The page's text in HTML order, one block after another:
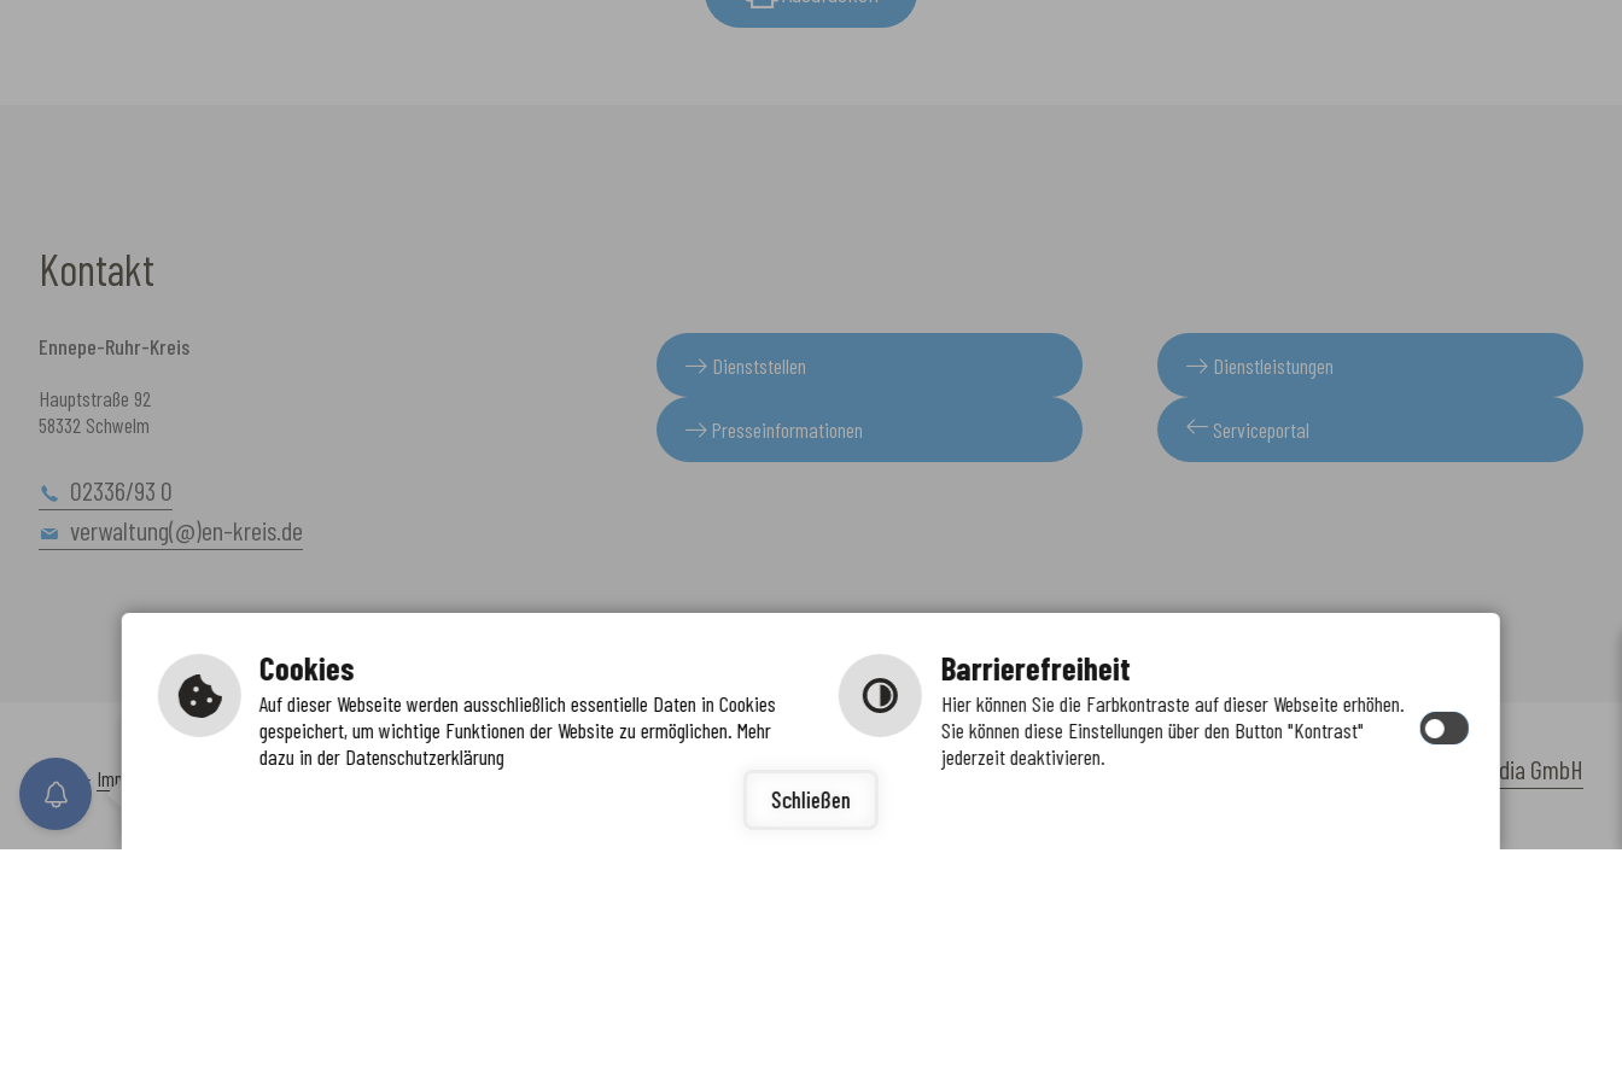
Kontakt
Ennepe-Ruhr-Kreis
Hauptstraße 92
58332 Schwelm
02336/93 0
verwaltung(@)en-kreis.de
Dienststellen Dienstleistungen
Presseinformationen Serviceportal
Inhalt - Impressum - cm citymedia GmbH
Immer auf dem neuesten Stand
www.enkreis.de möchte Ihnen Benachrichtigunge
Cookies
Auf dieser Webseite werden ausschließlich essentielle Daten in Cookies
gespeichert, um wichtige Funktionen der Website zu ermöglichen. Mehr
dazu in der Datenschutzerklärung
Barrierefreiheit
Hier können Sie die Farbkontraste auf dieser Webseite erhöhen.
Sie können diese Einstellungen über den Button "Kontrast"
jederzeit deaktivieren.
Schließen